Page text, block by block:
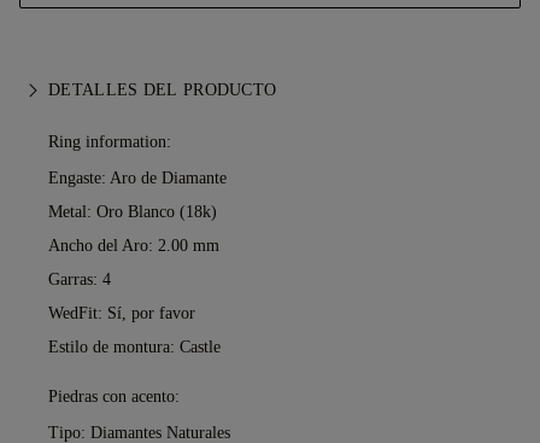
DETALLES DEL PRODUCTO
Ring information:
Engaste: Aro de Diamante
Metal: Oro Blanco (18k)
Ancho del Aro: 2.00 mm
Garras: 4
WedFit: Sí, por favor
Estilo de montura: Castle
Piedras con acento:
Tipo: Diamantes Naturales